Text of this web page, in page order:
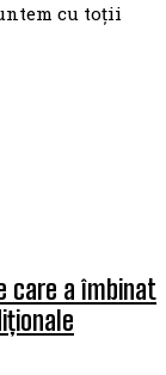
cu toții
care a îmbinat